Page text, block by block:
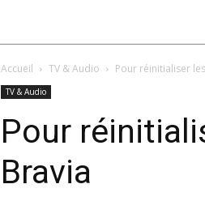
Accueil TV & Audio Pour réinitialiser
TV & Audio
Pour
Bravia